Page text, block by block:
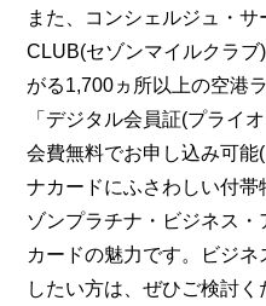
また、コンシェルジュ・
CLUB(セゾンマイルクラ
がる1,700ヵ所以上の空港
「デジタル会員証(プライ
会費無料でお申し込み可
ナカードにふさわしい付
ゾンプラチナ・ビジネス・
カードの魅力です。ビジ
したい方は、ぜひご検討く